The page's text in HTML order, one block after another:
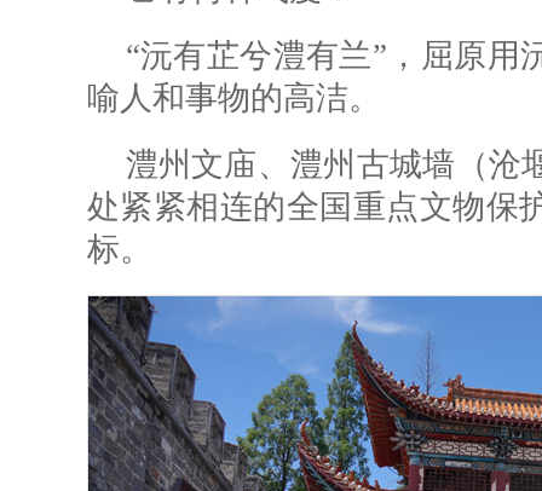
“沅有芷兮澧有兰”，屈原用
喻人和事物的高洁。
澧州文庙、澧州古城墙（沧
处紧紧相连的全国重点文物保
标。